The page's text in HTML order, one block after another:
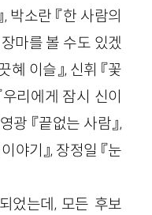
, 박소란 『한 사람의
장마를 볼 수도 있겠
혜 이슬』, 신휘 『꽃
우리에게 잠시 신이
광 『끝없는 사람』,
야기』, 장정일 『눈
었는데, 모든 후보